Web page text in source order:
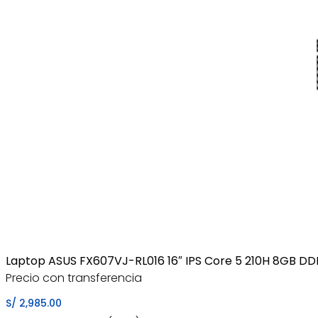
Laptop ASUS FX607VJ-RL016 16″ IPS Core 5 210H 8GB
Precio con transferencia
S/ 2,985.00